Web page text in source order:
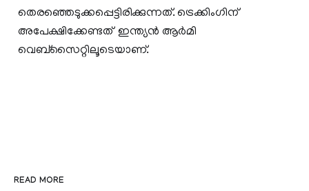
തെരഞ്ഞെടുക്കപ്പെട്ടിരിക്കുന്നത്. ട്രെക്കിംഗിന്
അപേക്ഷിക്കേണ്ടത് ഇന്ത്യന്‍ ആര്‍മി
വെബ്‌സൈറ്റിലൂടെയാണ്.
READ MORE